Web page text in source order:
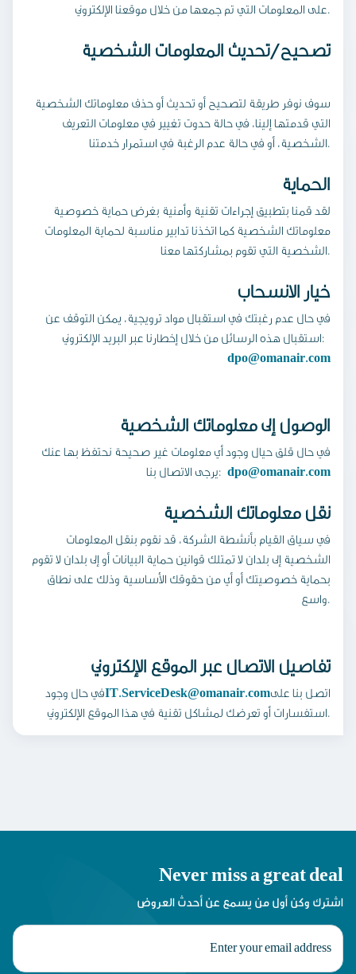
على المعلومات التي تم جمعها من خلال موقعنا الإلكتروني.
تصحيح/تحديث المعلومات الشخصية
سوف نوفر طريقة لتصحيح أو تحديث أو حذف معلوماتك الشخصية
التي قدمتها إلينا، في حالة حدوت تغيير في معلومات التعريف
الشخصية، أو في حالة عدم الرغبة في استمرار خدمتنا.
الحماية
لقد قمنا بتطبيق إجراءات تقنية وأمنية بغرض حماية خصوصية
معلوماتك الشخصية كما اتخذنا تدابير مناسبة لحماية المعلومات
الشخصية التي تقوم بمشاركتها معنا.
خيار الانسحاب
في حال عدم رغبتك في استقبال مواد ترويجية، يمكن التوقف عن
استقبال هذه الرسائل من خلال إخطارنا عبر البريد الإلكتروني:
dpo@omanair.com
الوصول إلى معلوماتك الشخصية
في حال قلق حيال وجود أي معلومات غير صحيحة نحتفظ بها عنك
يرجى الاتصال بنا: dpo@omanair.com
نقل معلوماتك الشخصية
في سياق القيام بأنشطة الشركة، قد نقوم بنقل المعلومات
الشخصية إلى بلدان لا تمتلك قوانين حماية البيانات أو إلى بلدان لا تقوم
بحماية خصوصيتك أو أي من حقوقك الأساسية وذلك على نطاق
واسع.
تفاصيل الاتصال عبر الموقع الإلكتروني
اتصل بنا علىIT.ServiceDesk@omanair.comفي حال وجود
استفسارات أو تعرضك لمشاكل تقنية في هذا الموقع الإلكتروني.
Never miss a great deal
اشترك وكن أول من يسمع عن أحدث العروض